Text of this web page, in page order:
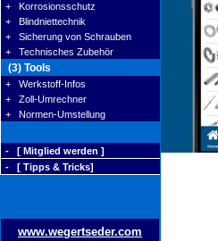
+ Korrosionsschutz
+ Blindniettechnik
+ Sicherung von Schrauben
+ Technisches Zubehör
(3) Tools
+ Werkstoff-Infos
+ Zoll-Umrechner
+ Normen-Umstellung
- [ Mitglied werden ]
- [ Tipps & Tricks]
www.wegertseder.com